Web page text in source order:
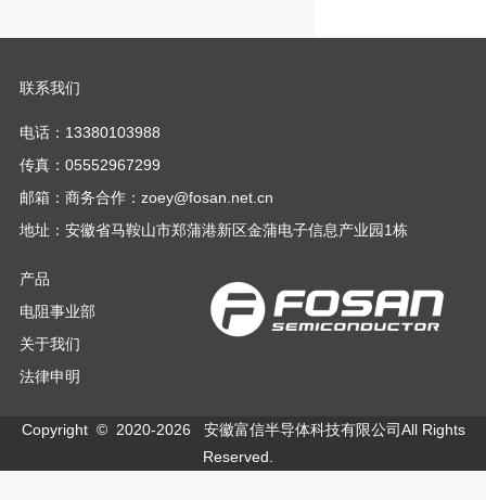
联系我们
电话：13380103988
传真：05552967299
邮箱：商务合作：zoey@fosan.net.cn
地址：安徽省马鞍山市郑蒲港新区金蒲电子信息产业园1栋
产品
电阻事业部
关于我们
法律申明
Copyright © 2020-2026
安徽富信半导体科技有限公司All Rights
Reserved.